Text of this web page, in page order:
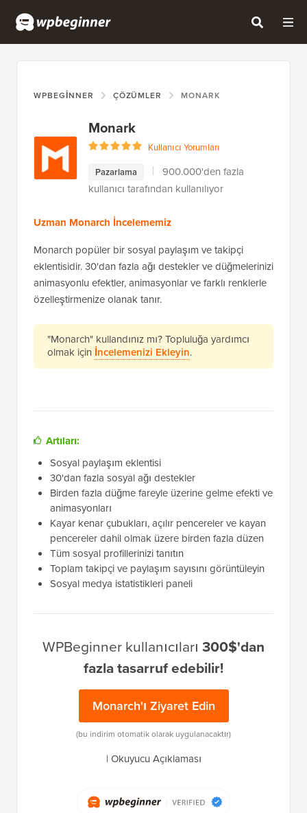
WPBEGINNER ÇÖZÜMLER MONARK
Monark
Kullanıcı Yorumları
Pazarlama
900.000'den fazla
kullanıcı tarafından kullanılıyor
Uzman Monarch İncelememiz
Monarch popüler bir sosyal paylaşım ve takipçi
eklentisidir. 30'dan fazla ağı destekler ve düğmelerinizi
animasyonlu efektler, animasyonlar ve farklı renklerle
özelleştirmenize olanak tanır.
"Monarch" kullandınız mı? Topluluğa yardımcı
olmak için İncelemenizi Ekleyin.
Artıları:
Sosyal paylaşım eklentisi
30'dan fazla sosyal ağı destekler
Birden fazla düğme fareyle üzerine gelme efekti ve
animasyonları
Kayar kenar çubukları, açılır pencereler ve kayan
pencereler dahil olmak üzere birden fazla düzen
Tüm sosyal profillerinizi tanıtın
Toplam takipçi ve paylaşım sayısını görüntüleyin
Sosyal medya istatistikleri paneli
WPBeginner kullanıcıları 300$'dan
fazla tasarruf edebilir!
Monarch'ı Ziyaret Edin
(bu indirim otomatik olarak uygulanacaktır)
| Okuyucu Açıklaması